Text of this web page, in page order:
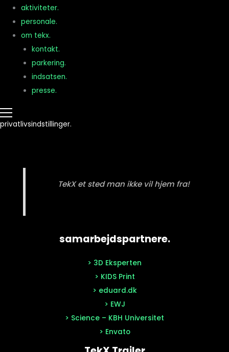
aktiviteter.
personale.
om tekx.
kontakt.
parkering.
indsatsen.
presse.
privatlivsindstillinger.
TekX et sted man ikke vil hjem fra!
samarbejdspartnere.
> 3D Eksperten
> KIDS Print
> eduard.dk
> EWJ
> Science – KBH Universitet
> Envato